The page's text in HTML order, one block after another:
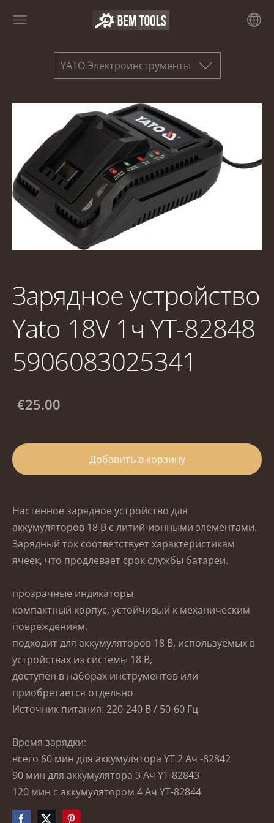
YATO Электроинструменты
Зарядное устройство
Yato 18V 1ч YT-82848
5906083025341
€25.00
Добавить в корзину
Настенное зарядное устройство для
аккумуляторов 18 В с литий-ионными элементами.
Зарядный ток соответствует характеристикам
ячеек, что продлевает срок службы батареи.
прозрачные индикаторы
компактный корпус, устойчивый к механическим
повреждениям,
подходит для аккумуляторов 18 В, используемых в
устройствах из системы 18 В,
доступен в наборах инструментов или
приобретается отдельно
Источник питания: 220-240 В / 50-60 Гц
Время зарядки:
всего 60 мин для аккумулятора YT 2 Ач -82842
90 мин для аккумулятора 3 Ач YT-82843
120 мин с аккумулятором 4 Ач YT-82844